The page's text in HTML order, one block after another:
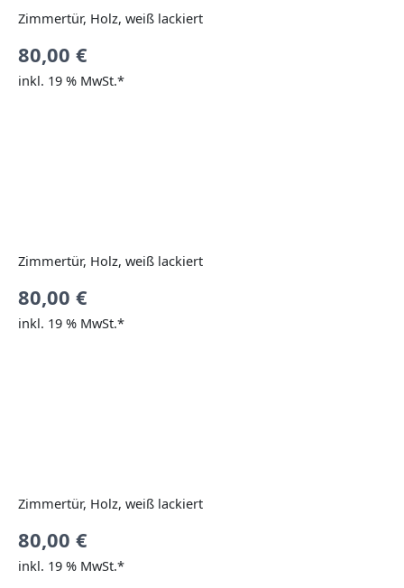
Zimmertür, Holz, weiß lackiert
80,00 €
inkl. 19 % MwSt.*
Zimmertür, Holz, weiß lackiert
80,00 €
inkl. 19 % MwSt.*
Zimmertür, Holz, weiß lackiert
80,00 €
inkl. 19 % MwSt.*